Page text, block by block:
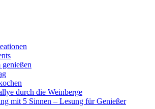
genießen
durch die Weinberge
mit 5 Sinnen – Lesung für Genießer